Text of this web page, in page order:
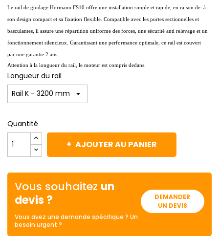
Le rail de guidage Hormann FS10 offre une installation simple et rapide, en raison de à
son design compact et sa fixation flexible. Compatible avec les portes sectionnelles et
basculantes, il assure une répartition uniforme des forces, une sécurité anti relevage et un
fonctionnement silencieux. Garantissant une performance optimale, ce rail est couvert
par une garantie 2 ans.
Attention à la longueur du rail, le moteur est compris dedans.
Longueur du rail
Quantité
AJOUTER AU PANIER
Vous souhaitez un
devis ?
Vous avez une demande spécifique ? Un
besoin urgent ?
DEMANDER
UN DEVIS